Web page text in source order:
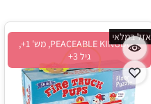
PEACEABLE KINGDOM, מש' 1+,
גיל 3+
אזל במלאי